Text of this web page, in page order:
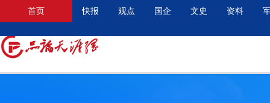
首页 快报 观点 国企 文史 资料